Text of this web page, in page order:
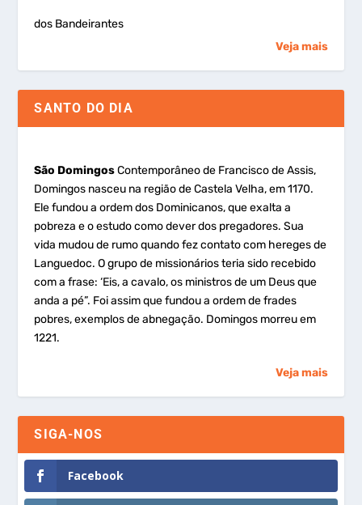
dos Bandeirantes
Veja mais
SANTO DO DIA
São DomingosContemporâneo de Francisco de Assis,
Domingos nasceu na região de Castela Velha, em 1170.
Ele fundou a ordem dos Dominicanos, que exalta a
pobreza e o estudo como dever dos pregadores. Sua
vida mudou de rumo quando fez contato com hereges de
Languedoc. O grupo de missionários teria sido recebido
com a frase: ‘Eis, a cavalo, os ministros de um Deus que
anda a pé”. Foi assim que fundou a ordem de frades
pobres, exemplos de abnegação. Domingos morreu em
1221.
Veja mais
SIGA-NOS
Facebook